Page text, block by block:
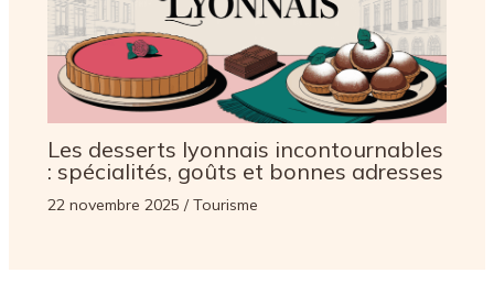
Les desserts lyonnais incontournables
: spécialités, goûts et bonnes adresses
22 novembre 2025 /Tourisme